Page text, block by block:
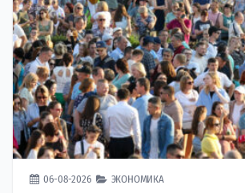
06-08-2026 ЭКОНОМИКА